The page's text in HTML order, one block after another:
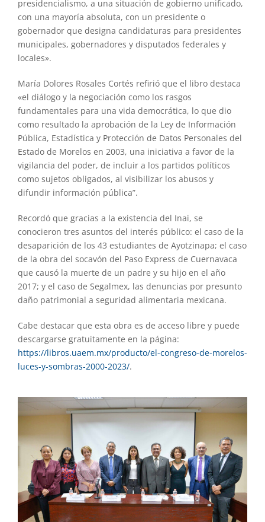
presidencialismo, a una situación de gobierno unificado,
con una mayoría absoluta, con un presidente o
gobernador que designa candidaturas para presidentes
municipales, gobernadores y disputados federales y
locales».
María Dolores Rosales Cortés refirió que el libro destaca
«el diálogo y la negociación como los rasgos
fundamentales para una vida democrática, lo que dio
como resultado la aprobación de la Ley de Información
Pública, Estadística y Protección de Datos Personales del
Estado de Morelos en 2003, una iniciativa a favor de la
vigilancia del poder, de incluir a los partidos políticos
como sujetos obligados, al visibilizar los abusos y
difundir información pública”.
Recordó que gracias a la existencia del Inai, se
conocieron tres asuntos del interés público: el caso de la
desaparición de los 43 estudiantes de Ayotzinapa; el caso
de la obra del socavón del Paso Express de Cuernavaca
que causó la muerte de un padre y su hijo en el año
2017; y el caso de Segalmex, las denuncias por presunto
daño patrimonial a seguridad alimentaria mexicana.
Cabe destacar que esta obra es de acceso libre y puede
descargarse gratuitamente en la página:
https://libros.uaem.mx/producto/el-congreso-de-morelos-
luces-y-sombras-2000-2023/.